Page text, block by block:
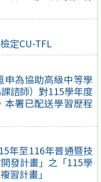
定CU-TFL
申為協助高級中等學
諮師）對115學年度
本署已配送學習歷程
年至116年普通暨技
發計畫」之「115學
習計畫」